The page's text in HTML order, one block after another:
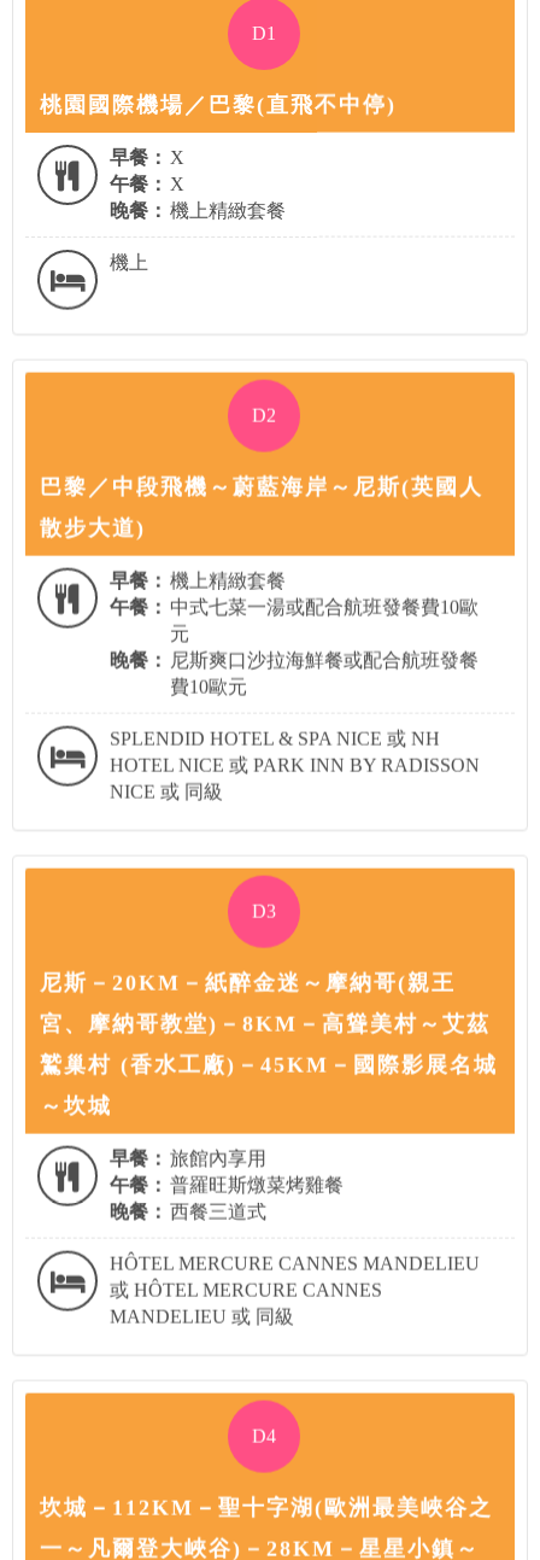
D1
桃園國際機場／巴黎(直飛不中停)
早餐： X
午餐： X
晚餐： 機上精緻套餐
機上
D2
巴黎／中段飛機～蔚藍海岸～尼斯(英國人
散步大道)
早餐： 機上精緻套餐
午餐： 中式七菜一湯或配合航班發餐費10歐
元
晚餐：
尼斯爽口沙拉海鮮餐或配合航班發餐
費10歐元
SPLENDID HOTEL & SPA NICE 或 NH
HOTEL NICE 或 PARK INN BY RADISSON
NICE 或 同級
D3
尼斯－20KM－紙醉金迷～摩納哥(親王
宮、摩納哥教堂)－8KM－高聳美村～艾茲
鷲巢村 (香水工廠)－45KM－國際影展名城
～坎城
早餐： 旅館內享用
午餐： 普羅旺斯燉菜烤雞餐
晚餐： 西餐三道式
HÔTEL MERCURE CANNES MANDELIEU
或 HÔTEL MERCURE CANNES
MANDELIEU 或 同級
D4
坎城－112KM－聖十字湖(歐洲最美峽谷之
一～凡爾登大峽谷)－28KM－星星小鎮～